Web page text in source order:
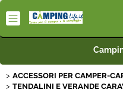
Articoli per
ACCESSORI PER CAMPER-
TENDALINI E VERANDE